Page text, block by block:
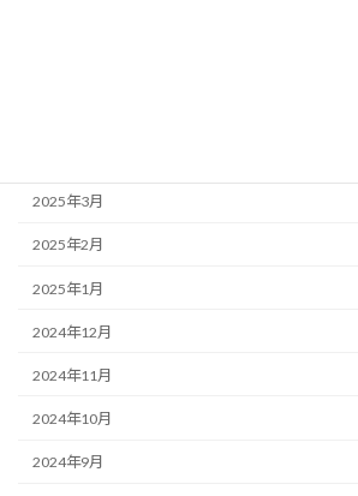
2025年3月
2025年2月
2025年1月
2024年12月
2024年11月
2024年10月
2024年9月